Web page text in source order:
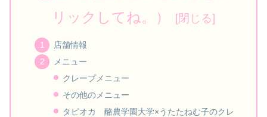
リックしてね。）
店舗情報
メニュー
クレープメニュー
その他のメニュー
タピオカ 酪農学園大学×うたたねむ子のクレ